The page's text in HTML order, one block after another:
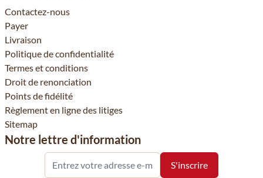
Contactez-nous
Payer
Livraison
Politique de confidentialité
Termes et conditions
Droit de renonciation
Points de fidélité
Règlement en ligne des litiges
Sitemap
Notre lettre d'information